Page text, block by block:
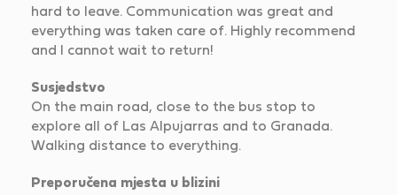
hard to leave. Communication was great and
everything was taken care of. Highly recommend
and I cannot wait to return!
Susjedstvo
On the main road, close to the bus stop to
explore all of Las Alpujarras and to Granada.
Walking distance to everything.
Preporučena mjesta u blizini